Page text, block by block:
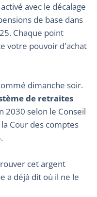
avec le décalage
de base dans
Chaque point
votre pouvoir d'achat
dimanche soir.
de retraites
2030 selon le Conseil
Cour des comptes
cet argent
a déjà dit où il ne le